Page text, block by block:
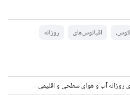
اقیانوس‌های روزانه